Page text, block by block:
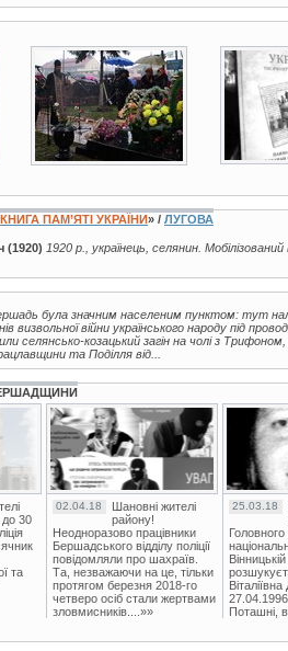
10 фото 2 фото
КНИГА ПАМ’ЯТІ УКРАЇНИ» / ЛУГОВА
(1920) 1920 р., українець, селянин.
була значним населеним пунктом: тут
визвольної війни українського народу під
селянсько-козацький загін на чолі з
та Поділля від...
30
та
02.04.18
Шановні жителі
району!
Неодноразово працівники
Бершадського відділу поліції
повідомляли про шахраїв.
Та, незважаючи на це, тільки
протягом березня 2018-го
четверо осіб стали жертвами
зловмисників....»»
25.03.18
Головного
Поташні,